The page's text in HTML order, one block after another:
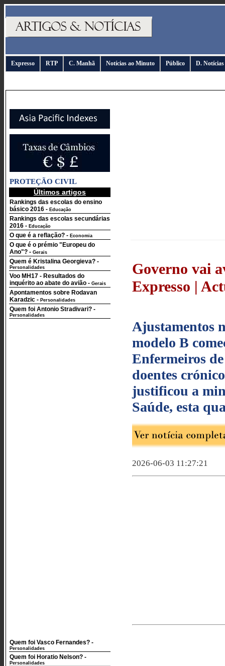
Expresso RTP C. Manhã Notícias ao Minuto Público D. Notícias
PROTEÇÃO CIVIL
Últimos artigos
Rankings das escolas do ensino
básico 2016 - Educação
Rankings das escolas secundárias
2016 - Educação
O que é a reflação? - Economia
O que é o prémio "Europeu do
Ano"? - Gerais
Quem é Kristalina Georgieva? -
Personalidades
Voo MH17 - Resultados do
inquérito ao abate do avião - Gerais
Apontamentos sobre Rodavan
Karadzic - Personalidades
Quem foi Antonio Stradivari? -
Personalidades
Quem foi Vasco Fernandes? -
Personalidades
Quem foi Horatio Nelson? -
Personalidades
Governo vai
Expresso |
Ajustamentos
modelo B
Enfermeiros
doentes
justificou a
Saúde, esta
2026-06-03 11:27:21